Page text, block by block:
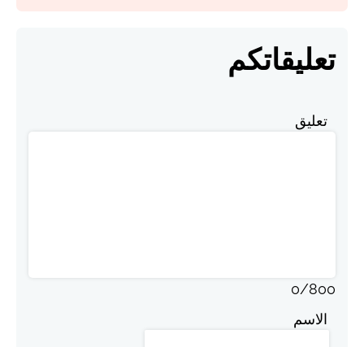
تعليقاتكم
تعليق
0/800
الاسم